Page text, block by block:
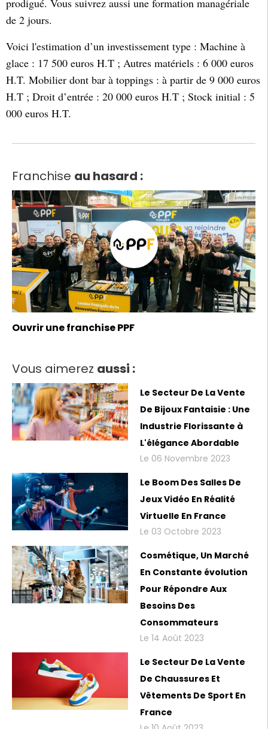
de 2 jours.
Voici l'estimation d’un investissement type : Machine à
glace : 17 500 euros H.T ; Autres matériels : 6 000 euros
H.T. Mobilier dont bar à toppings : à partir de 9 000 euros
H.T ; Droit d’entrée : 20 000 euros H.T ; Stock initial : 5
000 euros H.T.
Franchise au hasard :
Ouvrir une franchise PPF
Vous aimerez aussi :
Le Secteur De La Vente
De Bijoux Fantaisie : Une
Industrie Florissante à
L'élégance Abordable
Le 06 Novembre 2023
Le Boom Des Salles De
Jeux Vidéo En Réalité
Virtuelle En France
Le 03 Octobre 2023
Cosmétique, Un Marché
En Constante évolution
Pour Répondre Aux
Besoins Des
Consommateurs
Le 14 Août 2023
Le Secteur De La Vente
De Chaussures Et
Vêtements De Sport En
France